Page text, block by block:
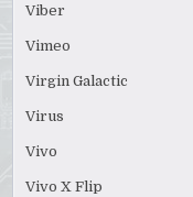
Viber
Vimeo
Virgin Galactic
Virus
Vivo
Vivo X Flip